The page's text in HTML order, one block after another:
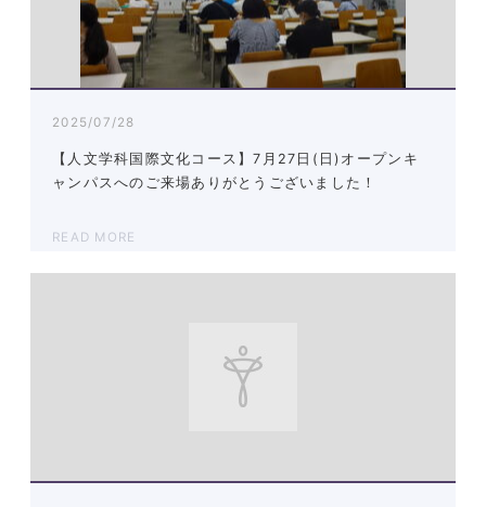
2025/07/28
【人文学科国際文化コース】7月27日(日)オープンキ
ャンパスへのご来場ありがとうございました！
READ MORE